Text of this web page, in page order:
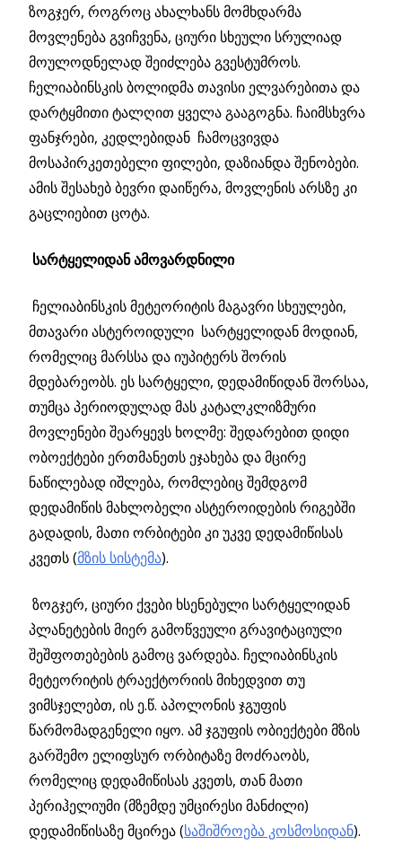
ზოგჯერ, როგროც ახალხანს მომხდარმა
მოვლენება გვიჩვენა, ციური სხეული სრულიად
მოულოდნელად შეიძლება გვესტუმროს.
ჩელიაბინსკის ბოლიდმა თავისი ელვარებითა და
დარტყმითი ტალღით ყველა გააგოგნა. ჩაიმსხვრა
ფანჯრები, კედლებიდან ჩამოცვივდა
მოსაპირკეთებელი ფილები, დაზიანდა შენობები.
ამის შესახებ ბევრი დაიწერა, მოვლენის არსზე კი
გაცლიებით ცოტა.
სარტყელიდან ამოვარდნილი
ჩელიაბინსკის მეტეორიტის მაგავრი სხეულები,
მთავარი ასტეროიდული სარტყელიდან მოდიან,
რომელიც მარსსა და იუპიტერს შორის
მდებარეობს. ეს სარტყელი, დედამიწიდან შორსაა,
თუმცა პერიოდულად მას კატალკლიზმური
მოვლენები შეარყევს ხოლმე: შედარებით დიდი
ობოექტები ერთმანეთს ეჯახება და მცირე
ნაწილებად იშლება, რომლებიც შემდგომ
დედამიწის მახლობელი ასტეროიდების რიგებში
გადადის, მათი ორბიტები კი უკვე დედამიწისას
კვეთს (მზის სისტემა).
ზოგჯერ, ციური ქვები ხსენებული სარტყელიდან
პლანეტების მიერ გამოწვეული გრავიტაციული
შეშფოთებების გამოც ვარდება. ჩელიაბინსკის
მეტეორიტის ტრაექტორიის მიხედვით თუ
ვიმსჯელებთ, ის ე.წ. აპოლონის ჯგუფის
წარმომადგენელი იყო. ამ ჯგუფის ობიექტები მზის
გარშემო ელიფსურ ორბიტაზე მოძრაობს,
რომელიც დედამიწისას კვეთს, თან მათი
პერიჰელიუმი (მზემდე უმცირესი მანძილი)
დედამიწისაზე მცირეა (საშიშროება კოსმოსიდან).